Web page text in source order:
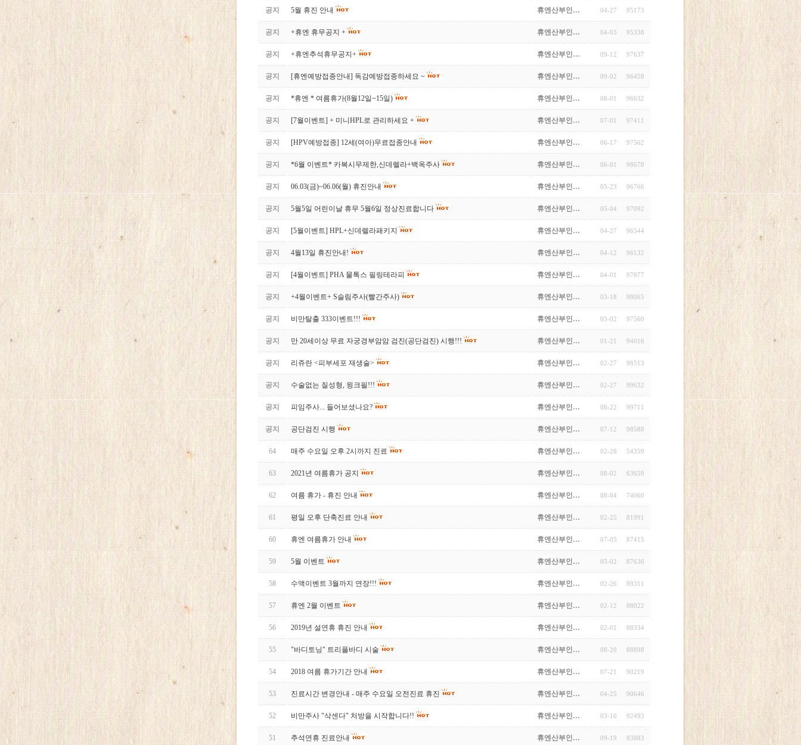
공지 5월 휴진 안내 휴엔산부인… 04-27 95173
공지 +휴엔 휴무공지 + 휴엔산부인… 04-03 95338
공지 +휴엔추석휴무공지+ 휴엔산부인… 09-12 97637
공지 [휴엔예방접종안내] 독감예방접종하세요 ~ 휴엔산부인… 09-02 96458
공지 *휴엔 * 여름휴가(8월12일~15일) 휴엔산부인… 08-01 96632
공지 [7월이벤트] + 미니HPL로 관리하세요 + 휴엔산부인… 07-01 97411
공지 [HPV예방접종] 12세(여아)무료접종안내 휴엔산부인… 06-17 97562
공지 *6월 이벤트* 카복시무제한,신데렐라+백옥주사 휴엔산부인… 06-01 98678
공지 06.03(금)~06.06(월) 휴진안내 휴엔산부인… 05-23 96766
공지 5월5일 어린이날 휴무 5월6일 정상진료합니다 휴엔산부인… 05-04 97092
공지 [5월이벤트] HPL+신데렐라패키지 휴엔산부인… 04-27 96544
공지 4월13일 휴진안내! 휴엔산부인… 04-12 96132
공지 [4월이벤트] PHA 물톡스 필링테라피 휴엔산부인… 04-01 97877
공지 +4월이벤트+ S슬림주사(빨간주사) 휴엔산부인… 03-18 98065
공지 비만탈출 333이벤트!!! 휴엔산부인… 03-02 97560
공지 만 20세이상 무료 자궁경부암암 검진(공단검진) 시행!!! 휴엔산부인… 01-21 94016
공지 리쥬란 <피부세포 재생술> 휴엔산부인… 02-27 98513
공지 수술없는 질성형, 윙크필!!! 휴엔산부인… 02-27 99632
공지 피임주사... 들어보셨나요? 휴엔산부인… 08-22 99711
공지 공단검진 시행 휴엔산부인… 07-12 98588
64 매주 수요일 오후 2시까지 진료 휴엔산부인… 02-28 54359
63 2021년 여름휴가 공지 휴엔산부인… 08-02 63659
62 여름 휴가 - 휴진 안내 휴엔산부인… 08-04 74060
61 평일 오후 단축진료 안내 휴엔산부인… 02-25 81991
60 휴엔 여름휴가 안내 휴엔산부인… 07-05 87415
59 5월 이벤트 휴엔산부인… 05-02 87636
58 수액이벤트 3월까지 연장!!! 휴엔산부인… 02-26 89311
57 휴엔 2월 이벤트 휴엔산부인… 02-12 88022
56 2019년 설연휴 휴진 안내 휴엔산부인… 02-01 88334
55 "바디토닝" 트리플바디 시술 휴엔산부인… 08-20 88898
54 2018 여름 휴가기간 안내 휴엔산부인… 07-21 90219
53 진료시간 변경안내 - 매주 수요일 오전진료 휴진 휴엔산부인… 04-25 90646
52 비만주사 "삭센다" 처방을 시작합니다!! 휴엔산부인… 03-16 92493
51 추석연휴 진료안내 휴엔산부인… 09-19 93883